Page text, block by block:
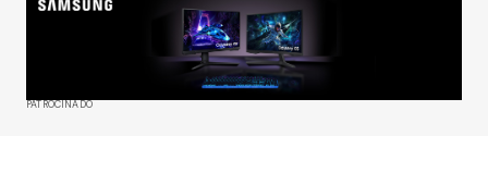
PATROCINADO